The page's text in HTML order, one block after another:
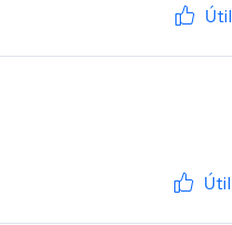
Útil
Útil